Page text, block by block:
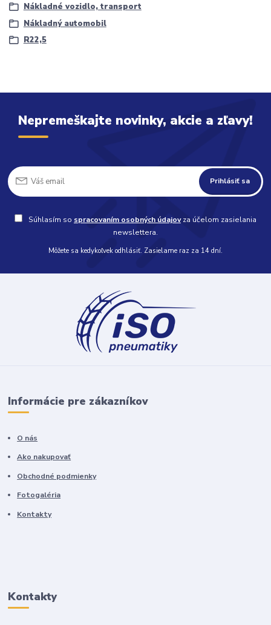
Nákladné vozidlo, transport
Nákladný automobil
R22,5
Nepremeškajte novinky, akcie a zľavy!
Prihlásiť sa
Súhlasím so spracovaním osobných údajovza účelom zasielania
newslettera.
Môžete sa kedykoľvek odhlásiť. Zasielame raz za 14 dní.
Informácie pre zákazníkov
O nás
Ako nakupovať
Obchodné podmienky
Fotogaléria
Kontakty
Kontakty